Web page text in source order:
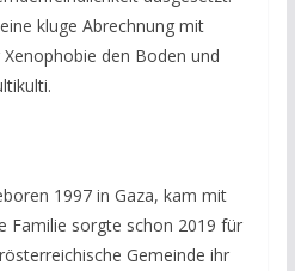
kluge Abrechnung mit
den Boden und
1997 in Gaza, kam mit
Familie sorgte schon 2019 für
Gemeinde ihr